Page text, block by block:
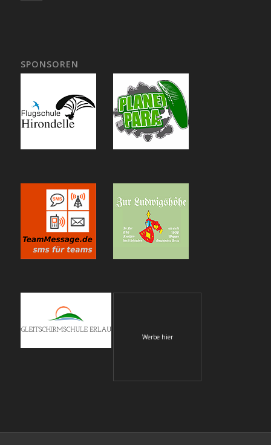
SPONSOREN
Werbe hier